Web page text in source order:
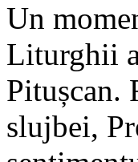
Un
Liturghii
Pitușcan.
slujbei,